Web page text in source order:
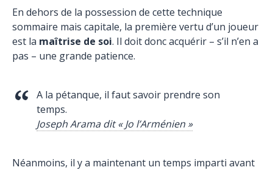
En dehors de la possession de cette technique
sommaire mais capitale, la première vertu d’un joueur
est la maîtrise de soi. Il doit donc acquérir – s’il n’en a
pas – une grande patience.
A la pétanque, il faut savoir prendre son
temps.
Joseph Arama dit « Jo l’Arménien »
Néanmoins, il y a maintenant un temps imparti avant